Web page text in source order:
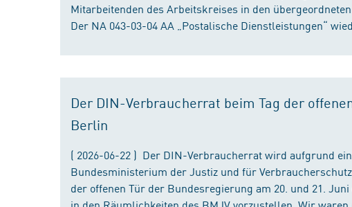
Mitarbeitenden des Arbeitskreises in den
Der NA 043-03-04 AA „Postalische Dienstleistungen“
Der DIN-Verbraucherrat beim Tag der
Berlin
( 2026-06-22 ) Der DIN-Verbraucherrat wird aufgrund
Bundesministerium der Justiz und für
der offenen Tür der Bundesregierung am 20. und 21.